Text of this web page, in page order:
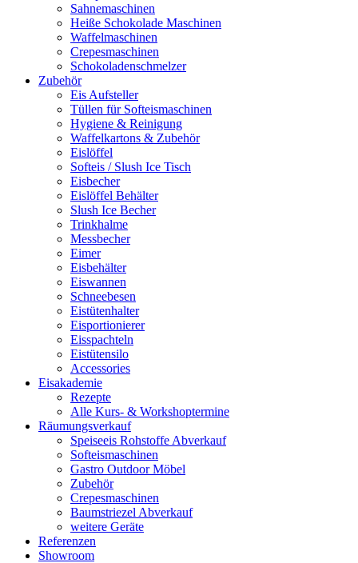
Sahnemaschinen
Heiße Schokolade Maschinen
Waffelmaschinen
Crepesmaschinen
Schokoladenschmelzer
Zubehör
Eis Aufsteller
Tüllen für Softeismaschinen
Hygiene & Reinigung
Waffelkartons & Zubehör
Eislöffel
Softeis / Slush Ice Tisch
Eisbecher
Eislöffel Behälter
Slush Ice Becher
Trinkhalme
Messbecher
Eimer
Eisbehälter
Eiswannen
Schneebesen
Eistütenhalter
Eisportionierer
Eisspachteln
Eistütensilo
Accessories
Eisakademie
Rezepte
Alle Kurs- & Workshoptermine
Räumungsverkauf
Speiseeis Rohstoffe Abverkauf
Softeismaschinen
Gastro Outdoor Möbel
Zubehör
Crepesmaschinen
Baumstriezel Abverkauf
weitere Geräte
Referenzen
Showroom